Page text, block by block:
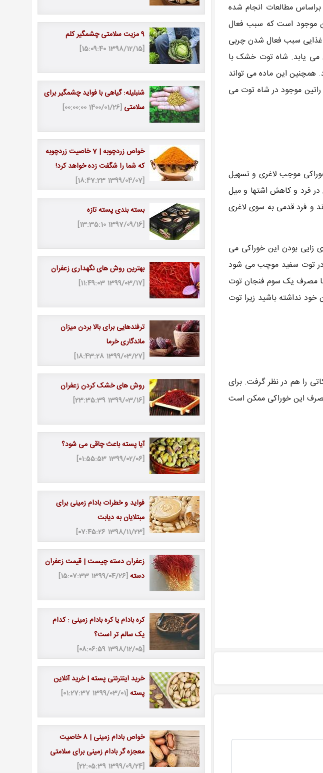
مطالعات انجام شده
موجود است که سبب فعال
غذایی سبب فعال شدن چربی
می یابد. شاه توت خشک با
این ماده می تواند
موجود در شاه توت می
موجب لاغری و تسهیل
فرد و کاهش اشتها و میل
و فرد قدمی به سوی لاغری
زایی بودن این خوراکی می
در توت سفید موچب می شود
با مصرف یک سوم فنجان توت
وزن خود نداشته باشید زیرا توت
را هم در نظر گرفت. برای
مصرف این خوراکی ممکن است
9 مزیت سلامتی چشمگیر کلم
[1398/12/15 15:09:40]
شنبلیله: گیاهی با فواید چشمگیر برای
سلامتی [1400/01/26 00:00:00]
خواص زردچوبه | 7 خاصیت زردچوبه
که شما را شگفت زده خواهد کرد!
[1399/04/07 18:47:23]
بسته بندی پسته تازه
[1397/09/16 13:35:10]
بهترین روش های نگهداری زعفران
[1399/03/17 11:49:03]
ترفندهایی برای بالا بردن میزان
ماندگاری خرما
[1399/03/27 18:43:28]
روش های خشک کردن زعفران
[1399/03/16 23:35:39]
آیا پسته باعث چاقی می شود؟
[1399/02/06 01:55:53]
فواید و خطرات بادام زمینی برای
مبتلایان به دیابت
[1398/11/23 07:45:26]
زعفران دسته چیست | قیمت زعفران
دسته[1399/04/26 15:07:33]
کره بادام یا کره بادام زمینی : کدام
یک سالم تر است؟
[1398/12/05 08:06:59]
خرید اینترنتی پسته | خرید آنلاین
پسته[1399/03/01 01:27:37]
خواص بادام زمینی | 8 خاصیت
معجزه گر بادام زمینی برای سلامتی
[1399/09/24 22:05:39]